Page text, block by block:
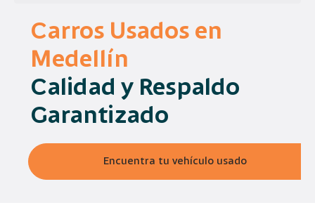
Carros Usados en
Medellín
Calidad y Respaldo
Garantizado
Encuentra tu vehículo usado